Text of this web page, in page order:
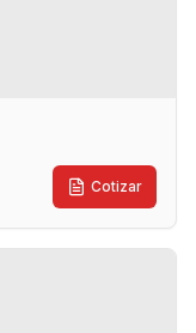
Cotizar